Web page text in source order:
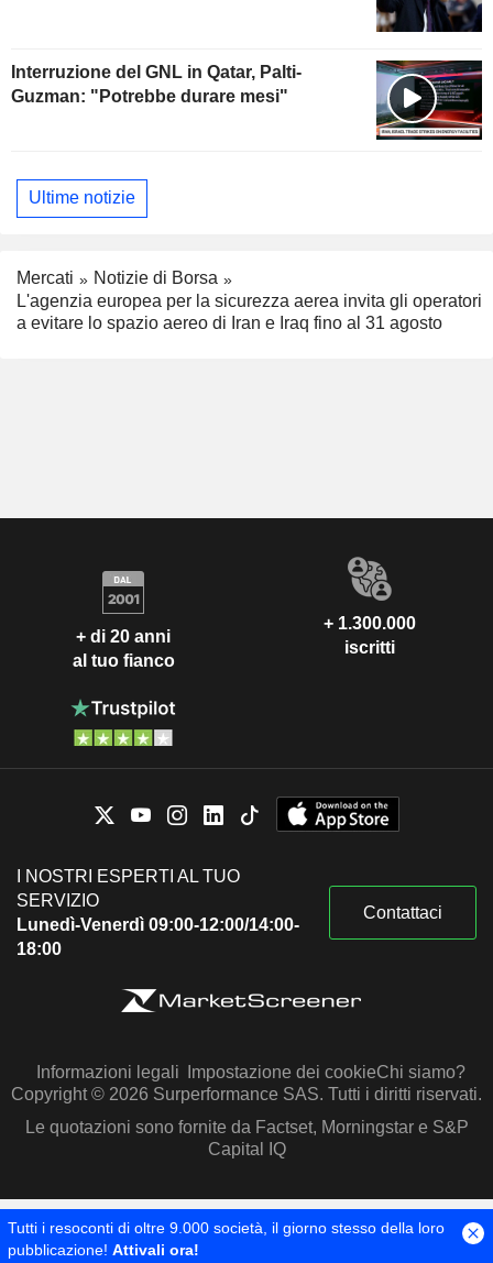
Interruzione del GNL in Qatar, Palti-
Guzman: "Potrebbe durare mesi"
Ultime notizie
Mercati
Notizie di Borsa
L'agenzia europea per la sicurezza aerea invita gli operatori
a evitare lo spazio aereo di Iran e Iraq fino al 31 agosto
+ di 20 anni
al tuo fianco
+ 1.300.000
iscritti
I NOSTRI ESPERTI AL TUO
SERVIZIO
Lunedì-Venerdì 09:00-12:00/14:00-
18:00
Contattaci
Informazioni legali Impostazione dei cookieChi siamo?
Copyright © 2026 Surperformance SAS. Tutti i diritti riservati.
Le quotazioni sono fornite da Factset, Morningstar e S&P
Capital IQ
Tutti i resoconti di oltre 9.000 società, il giorno stesso della loro
pubblicazione! Attivali ora!